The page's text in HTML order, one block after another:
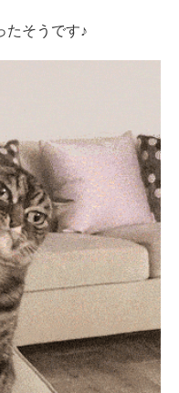
たそうです♪